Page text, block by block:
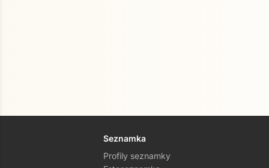
Seznamka
Profily seznamky